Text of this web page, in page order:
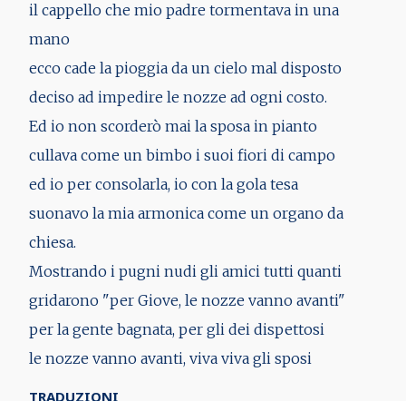
il cappello che mio padre tormentava in una
mano
ecco cade la pioggia da un cielo mal disposto
deciso ad impedire le nozze ad ogni costo.
Ed io non scorderò mai la sposa in pianto
cullava come un bimbo i suoi fiori di campo
ed io per consolarla, io con la gola tesa
suonavo la mia armonica come un organo da
chiesa.
Mostrando i pugni nudi gli amici tutti quanti
gridarono "per Giove, le nozze vanno avanti"
per la gente bagnata, per gli dei dispettosi
le nozze vanno avanti, viva viva gli sposi
TRADUZIONI